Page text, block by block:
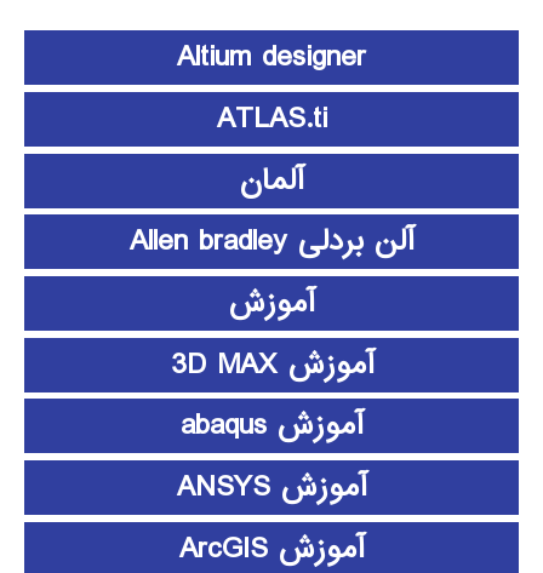
Altium designer
ATLAS.ti
آلمان
آلن بردلی Allen bradley
آموزش
آموزش 3D MAX
آموزش abaqus
آموزش ANSYS
آموزش ArcGIS